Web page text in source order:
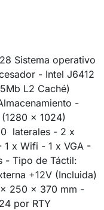
Sistema operativo
- Intel J6412
L2 Caché)
-
(1280 x 1024)
laterales - 2 x
1 x Wifi - 1 x VGA -
- Tipo de Táctil:
+12V (Incluida)
x 250 x 370 mm -
por RTY